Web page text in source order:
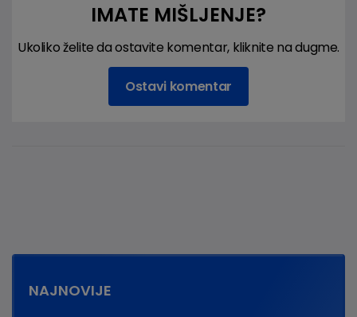
IMATE MIŠLJENJE?
Ukoliko želite da ostavite komentar, kliknite na dugme.
Ostavi komentar
NAJNOVIJE